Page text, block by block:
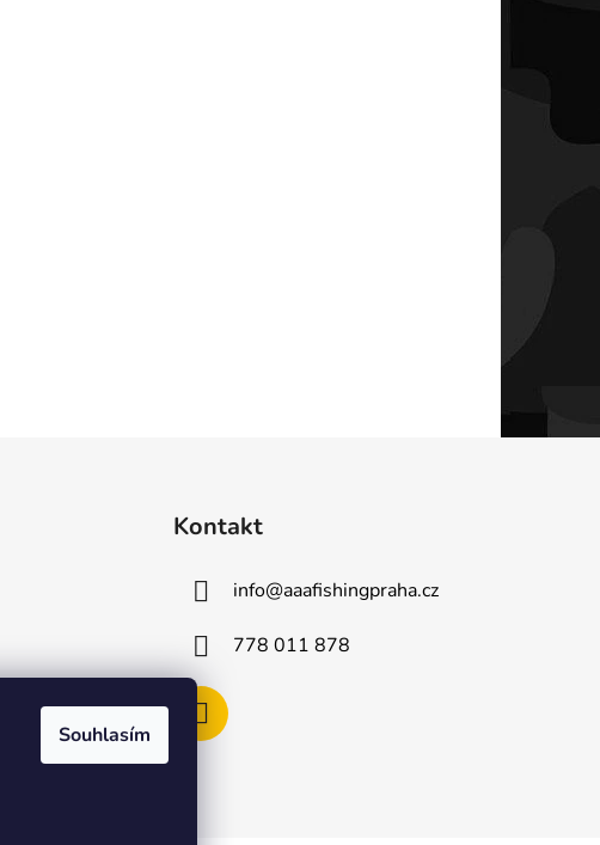
Souhlasím
Kontakt
info@aaafishingpraha.cz
778 011 878